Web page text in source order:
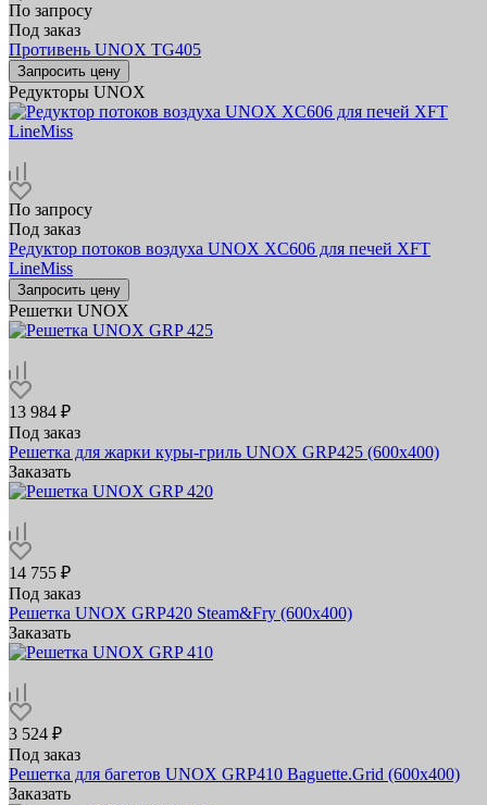
По запросу
Под заказ
Противень UNOX TG405
Запросить цену
Редукторы UNOX
По запросу
Под заказ
Редуктор потоков воздуха UNOX XC606 для печей XFT
LineMiss
Запросить цену
Решетки UNOX
13 984 ₽
Под заказ
Решетка для жарки куры-гриль UNOX GRP425 (600х400)
Заказать
14 755 ₽
Под заказ
Решетка UNOX GRP420 Steam&Fry (600x400)
Заказать
3 524 ₽
Под заказ
Решетка для багетов UNOX GRP410 Baguette.Grid (600х400)
Заказать